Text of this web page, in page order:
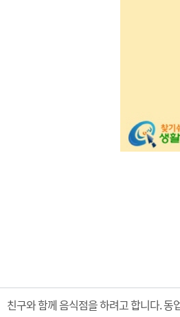
친구와 함께 음식점을 하려고 합니다.